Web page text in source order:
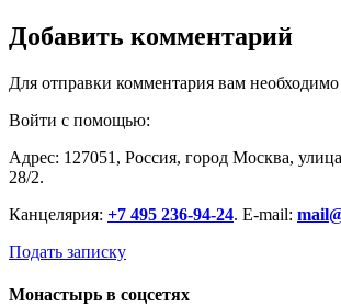
Добавить комментарий
Для отправки комментария вам необходимо
Войти с помощью:
Адрес: 127051, Россия, город Москва,
28/2.
Канцелярия: +7 495 236-94-24. E-mail:
Подать записку
Монастырь в соцсетях